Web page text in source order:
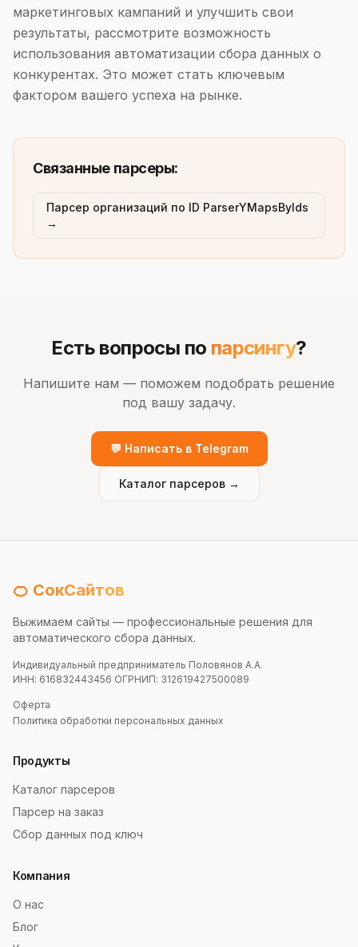
маркетинговых кампаний и улучшить свои
результаты, рассмотрите возможность
использования автоматизации сбора данных о
конкурентах. Это может стать ключевым
фактором вашего успеха на рынке.
Связанные парсеры:
Парсер организаций по ID ParserYMapsByIds
→
Есть вопросы по парсингу?
Напишите нам — поможем подобрать решение
под вашу задачу.
💬 Написать в Telegram
Каталог парсеров →
🍊 СокСайтов
Выжимаем сайты — профессиональные решения для
автоматического сбора данных.
Индивидуальный предприниматель Половянов А.А.
ИНН: 616832443456 ОГРНИП: 312619427500089
Оферта
Политика обработки персональных данных
Продукты
Каталог парсеров
Парсер на заказ
Сбор данных под ключ
Компания
О нас
Блог